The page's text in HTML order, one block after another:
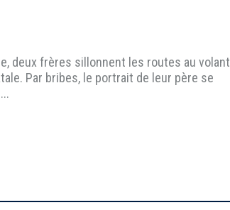
deux frères sillonnent les routes au volant
Par bribes, le portrait de leur père se